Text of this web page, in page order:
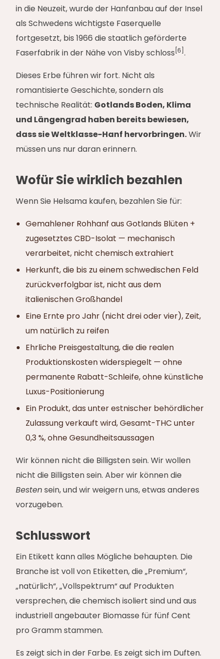
in die Neuzeit, wurde der Hanfanbau auf der Insel
als Schwedens wichtigste Faserquelle
fortgesetzt, bis 1966 die staatlich geförderte
Faserfabrik in der Nähe von Visby schloss [6] .
Dieses Erbe führen wir fort. Nicht als
romantisierte Geschichte, sondern als
technische Realität: Gotlands Boden, Klima
und Längengrad haben bereits bewiesen,
dass sie Weltklasse-Hanf hervorbringen.Wir
müssen uns nur daran erinnern.
Wofür Sie wirklich bezahlen
Wenn Sie Helsama kaufen, bezahlen Sie für:
Gemahlener Rohhanf aus Gotlands Blüten +
zugesetztes CBD-Isolat — mechanisch
verarbeitet, nicht chemisch extrahiert
Herkunft, die bis zu einem schwedischen Feld
zurückverfolgbar ist, nicht aus dem
italienischen Großhandel
Eine Ernte pro Jahr (nicht drei oder vier), Zeit,
um natürlich zu reifen
Ehrliche Preisgestaltung, die die realen
Produktionskosten widerspiegelt — ohne
permanente Rabatt-Schleife, ohne künstliche
Luxus-Positionierung
Ein Produkt, das unter estnischer behördlicher
Zulassung verkauft wird, Gesamt-THC unter
0,3 %, ohne Gesundheitsaussagen
Wir können nicht die Billigsten sein. Wir wollen
nicht die Billigsten sein. Aber wir können die
Bestensein, und wir weigern uns, etwas anderes
vorzugeben.
Schlusswort
Ein Etikett kann alles Mögliche behaupten. Die
Branche ist voll von Etiketten, die „Premium“,
„natürlich“, „Vollspektrum“ auf Produkten
versprechen, die chemisch isoliert sind und aus
industriell angebauter Biomasse für fünf Cent
pro Gramm stammen.
Es zeigt sich in der Farbe. Es zeigt sich im Duften.